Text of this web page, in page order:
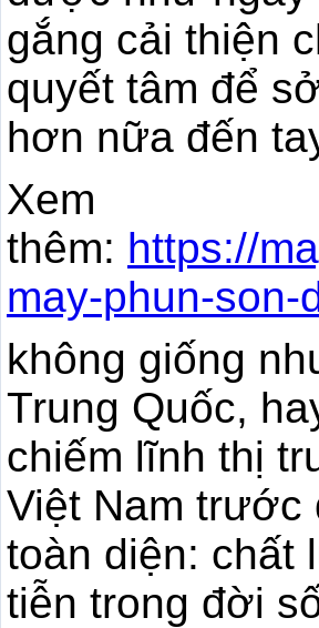
gắng cải thiện
quyết tâm để
hơn nữa đến
Xem
thêm: https://
may-phun-son-
không giống
Trung Quốc,
chiếm lĩnh thị
Việt Nam
toàn diện: chất
tiễn trong đời